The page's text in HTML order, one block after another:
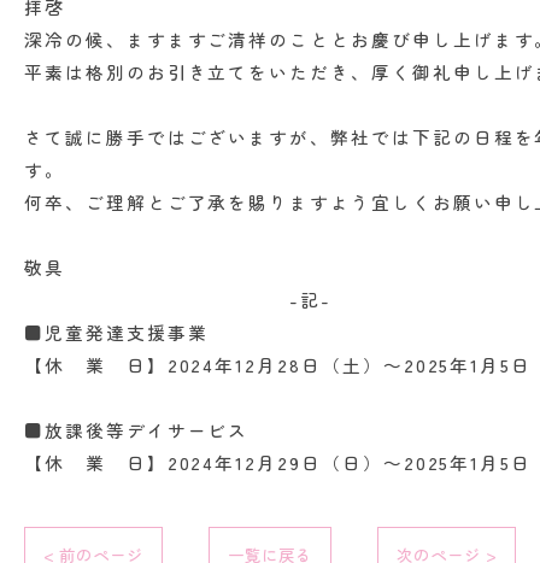
拝啓
深冷の候、ますますご清祥のこととお慶び申し上げます
平素は格別のお引き立てをいただき、厚く御礼申し上げ
さて誠に勝手ではございますが、弊社では下記の日程
す。
何卒、ご理解とご了承を賜りますよう宜しくお願い申
敬具
-記-
■児童発達支援事業
【休 業 日】2024年12月28日（土）～2025年1月5日
■放課後等デイサービス
【休 業 日】2024年12月29日（日）～2025年1月5日
< 前のページ 一覧に戻る 次のページ >